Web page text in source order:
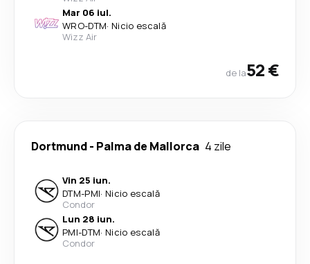
Mar 06 iul.
WRO-DTM· Nicio escală
Wizz Air
de la52 €
Dortmund- Palma de Mallorca 4 zile
Vin 25 iun.
DTM-PMI· Nicio escală
Condor
Lun 28 iun.
PMI-DTM· Nicio escală
Condor